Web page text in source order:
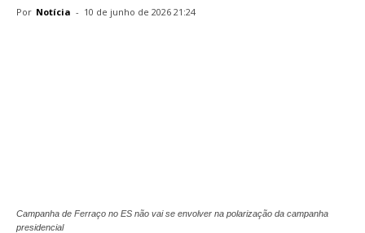
Por Notícia - 10 de junho de 2026 21:24
Campanha de Ferraço no ES não vai se envolver na polarização da campanha
presidencial